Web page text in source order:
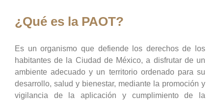
¿Qué es la PAOT?
Es un organismo que defiende los derechos de los
habitantes de la Ciudad de México, a disfrutar de un
ambiente adecuado y un territorio ordenado para su
desarrollo, salud y bienestar, mediante la promoción y
vigilancia de la aplicación y cumplimiento de la